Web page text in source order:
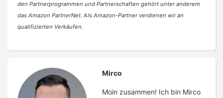
den Partnerprogrammen und Partnerschaften gehört unter anderem
das Amazon PartnerNet. Als Amazon-Partner verdienen wir an
qualifizierten Verkäufen.
Mirco
Moin zusammen! Ich bin Mirco